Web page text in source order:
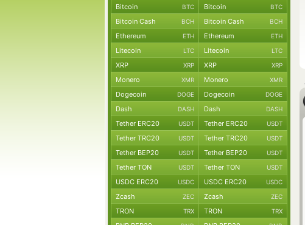
Bitcoin BTC Bitcoin BTC
Bitcoin Cash BCH Bitcoin Cash BCH
Ethereum ETH Ethereum ETH
Litecoin LTC Litecoin LTC
XRP XRP XRP XRP
Monero XMR Monero XMR
Dogecoin DOGE Dogecoin DOGE
Dash DASH Dash DASH
Tether ERC20 USDT Tether ERC20 USDT
Tether TRC20 USDT Tether TRC20 USDT
Tether BEP20 USDT Tether BEP20 USDT
Tether TON USDT Tether TON USDT
USDC ERC20 USDC USDC ERC20 USDC
Zcash ZEC Zcash ZEC
TRON TRX TRON TRX